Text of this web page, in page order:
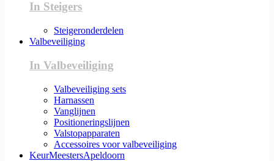
In Steigers
Steigeronderdelen
Valbeveiliging
In Valbeveiliging
Valbeveiliging sets
Harnassen
Vanglijnen
Positioneringslijnen
Valstopapparaten
Accessoires voor valbeveiliging
KeurMeestersApeldoorn